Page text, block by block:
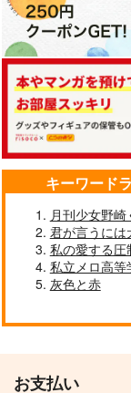
1,572円（税込）
フェルディナンド×ローゼマイン
サンプル
作品詳細
本好きのログ本5
風化風葬
サンプル
カート
本好きの下剋上
キーワード
月刊少女野崎
君が言うには
私の愛する圧
私立メロ高等
灰色と赤
お支払い